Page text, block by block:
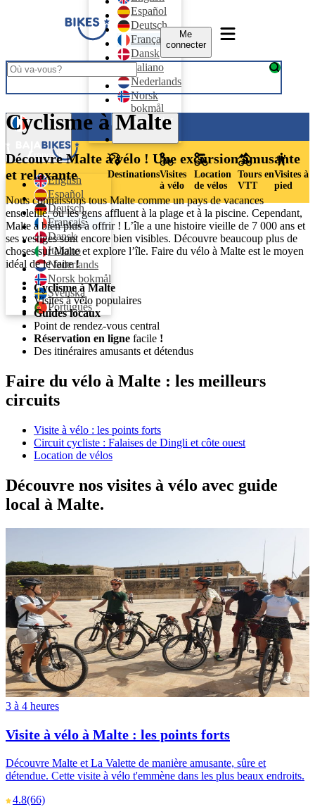
Español
Deutsch
Français
Dansk
Italiano
Nederlands
Norsk
bokmål
Svenska
Me
connecter
Français
English
Español
Deutsch
Français
Dansk
Italiano
Nederlands
Norsk bokmål
Svenska
Português
Me connecter
DestinationsVisites
à vélo
Location
de vélos
Tours en
VTT
Visites à
pied
Cyclisme à Malte
Découvre Malte à vélo ! Une excursion amusante
et relaxante
Nous connaissons tous Malte comme un pays de vacances
ensoleillé, où les gens affluent à la plage et à la piscine. Cependant,
Malte a bien plus à offrir ! L’île a une histoire vieille de 7 000 ans et
ses vestiges sont encore bien visibles. Découvre beaucoup plus de
choses sur Malte et explore l’île. Faire du vélo à Malte est le moyen
idéal de le faire !
Cyclisme à Malte
Visites à vélo populaires
Guides locaux
Point de rendez-vous central
Réservation en ligne facile !
Des itinéraires amusants et détendus
Faire du vélo à Malte : les meilleurs
circuits
Visite à vélo : les points forts
Circuit cycliste : Falaises de Dingli et côte ouest
Location de vélos
Découvre nos visites à vélo avec guide
local à Malte.
3 à 4 heures
Visite à vélo à Malte : les points forts
Découvre Malte et La Valette de manière amusante, sûre et
détendue. Cette visite à vélo t'emmène dans les plus beaux endroits.
4.8(66)